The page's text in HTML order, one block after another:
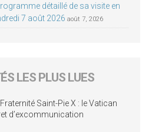
détaillé de sa visite en
7 août 2026 août 7, 2026
LES PLUS LUES
Saint-Pie X : le Vatican
d’excommunication